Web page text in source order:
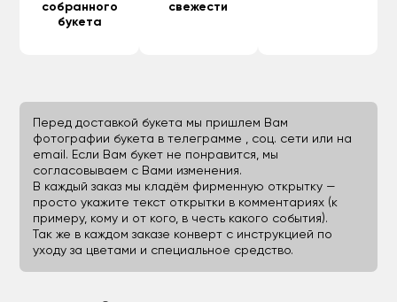
собранного
букета
свежести
Перед доставкой букета мы пришлем Вам
фотографии букета в телеграмме , соц. сети или на
email. Если Вам букет не понравится, мы
согласовываем с Вами изменения.
В каждый заказ мы кладём фирменную открытку —
просто укажите текст открытки в комментариях (к
примеру, кому и от кого, в честь какого события).
Так же в каждом заказе конверт с инструкцией по
уходу за цветами и специальное средство.